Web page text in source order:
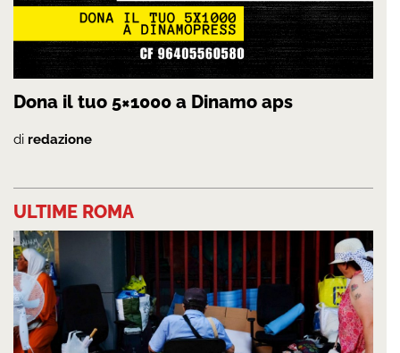
Dona il tuo 5×1000 a Dinamo aps
di redazione
ULTIME ROMA